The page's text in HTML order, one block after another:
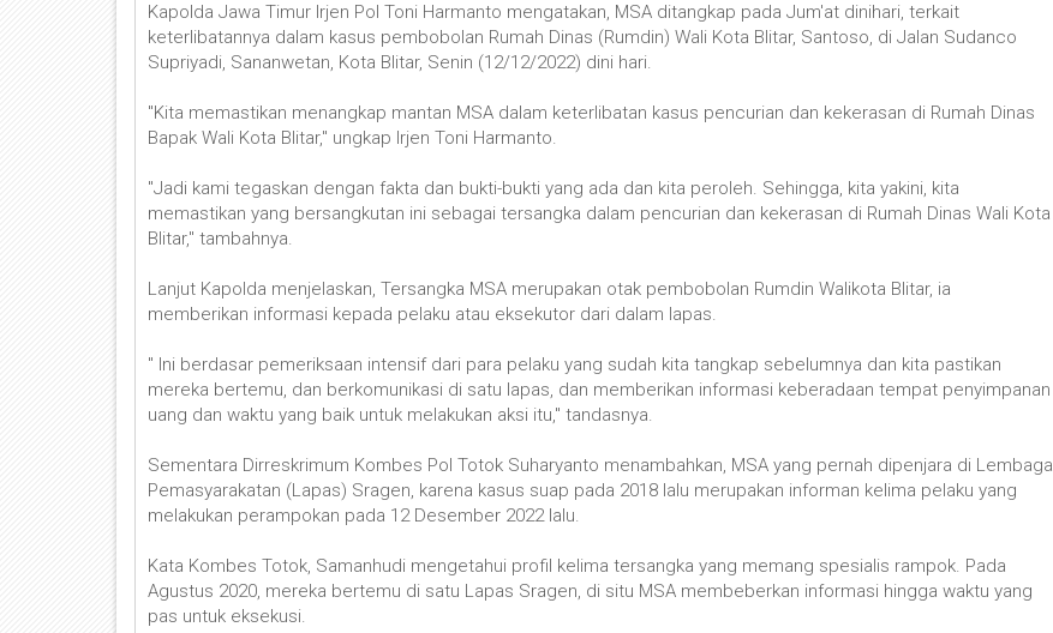
Kapolda Jawa Timur Irjen Pol Toni Harmanto mengatakan, MSA ditangkap pada Jum'at dinihari, terkait
keterlibatannya dalam kasus pembobolan Rumah Dinas (Rumdin) Wali Kota Blitar, Santoso, di Jalan Sudanco
Supriyadi, Sananwetan, Kota Blitar, Senin (12/12/2022) dini hari.
"Kita memastikan menangkap mantan MSA dalam keterlibatan kasus pencurian dan kekerasan di Rumah Dinas
Bapak Wali Kota Blitar," ungkap Irjen Toni Harmanto.
"Jadi kami tegaskan dengan fakta dan bukti-bukti yang ada dan kita peroleh. Sehingga, kita yakini, kita
memastikan yang bersangkutan ini sebagai tersangka dalam pencurian dan kekerasan di Rumah Dinas Wali Kota
Blitar," tambahnya.
Lanjut Kapolda menjelaskan, Tersangka MSA merupakan otak pembobolan Rumdin Walikota Blitar, ia
memberikan informasi kepada pelaku atau eksekutor dari dalam lapas.
" Ini berdasar pemeriksaan intensif dari para pelaku yang sudah kita tangkap sebelumnya dan kita pastikan
mereka bertemu, dan berkomunikasi di satu lapas, dan memberikan informasi keberadaan tempat penyimpanan
uang dan waktu yang baik untuk melakukan aksi itu," tandasnya.
Sementara Dirreskrimum Kombes Pol Totok Suharyanto menambahkan, MSA yang pernah dipenjara di Lembaga
Pemasyarakatan (Lapas) Sragen, karena kasus suap pada 2018 lalu merupakan informan kelima pelaku yang
melakukan perampokan pada 12 Desember 2022 lalu.
Kata Kombes Totok, Samanhudi mengetahui profil kelima tersangka yang memang spesialis rampok. Pada
Agustus 2020, mereka bertemu di satu Lapas Sragen, di situ MSA membeberkan informasi hingga waktu yang
pas untuk eksekusi.